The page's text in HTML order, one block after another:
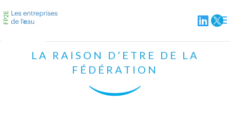
LA RAISON D’ETRE DE LA
FÉDÉRATION